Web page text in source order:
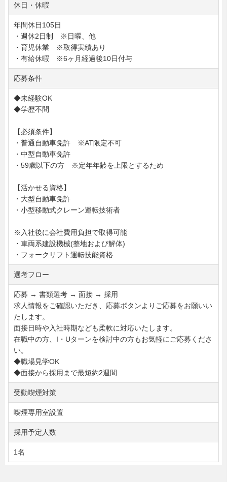
休日・休暇
年間休日105日
・週休2日制 ※日曜、他
・育児休業 ※取得実績あり
・有給休暇 ※6ヶ月経過後10日付与
応募条件
◆未経験OK
◆学歴不問
【必須条件】
・普通自動車免許 ※AT限定不可
・中型自動車免許
・59歳以下の方 ※定年年齢を上限とするため
【活かせる資格】
・大型自動車免許
・小型移動式クレーン運転技術者
※入社後に会社費用負担で取得可能
・車両系建設機械(整地および解体)
・フォークリフト運転技能資格
選考フロー
応募 → 書類選考 → 面接 → 採用
求人情報をご確認いただき、応募ボタンよりご応募をお願いい
たします。
面接日時や入社時期なども柔軟に対応いたします。
在職中の方、I・Uターンを検討中の方もお気軽にご応募くださ
い。
◆職場見学OK
◆面接から採用まで最短約2週間
受動喫煙対策
喫煙専用室設置
採用予定人数
1名